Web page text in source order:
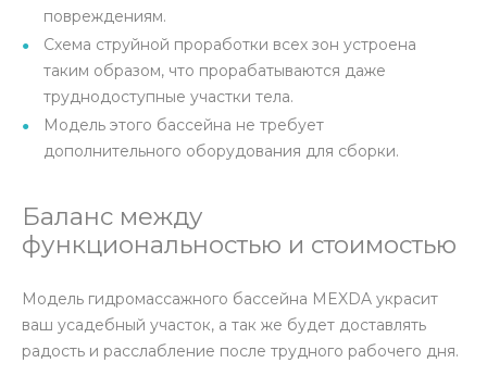
повреждениям.
Схема струйной проработки всех зон устроена
таким образом, что прорабатываются даже
труднодоступные участки тела.
Модель этого бассейна не требует
дополнительного оборудования для сборки.
Баланс между
функциональностью и стоимостью
Модель гидромассажного бассейна MEXDA украсит
ваш усадебный участок, а так же будет доставлять
радость и расслабление после трудного рабочего дня.